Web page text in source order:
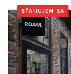
SŤAHUJEM SA